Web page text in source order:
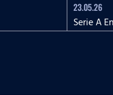
23.05.26
Serie A